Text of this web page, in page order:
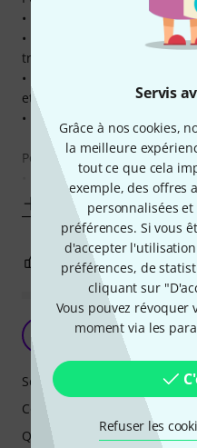
Servis
Grâce à nos cookies,
la meilleure
tout ce que cela
exemple, des offres
personnalisées
préférences. Si vous
d'accepter
préférences, de
cliquant sur
Vous pouvez
moment via les
Refuser les
• Il est léger, agréable à
• Le bandeau auto-
trop.
• Pour le prix, il offre un son
et un rendu assez ample.
• Fermé , il limite un peu les
Points négatifs :
• Le rendu des médiums est
Afficher plus
0
Son
Confort
Qualité de fabrication